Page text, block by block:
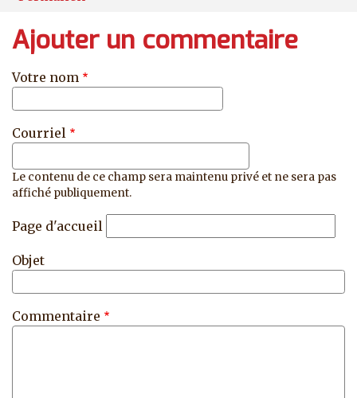
Ajouter un commentaire
Votre nom
Courriel
Le contenu de ce champ sera maintenu privé et ne sera pas
affiché publiquement.
Page d'accueil
Objet
Commentaire